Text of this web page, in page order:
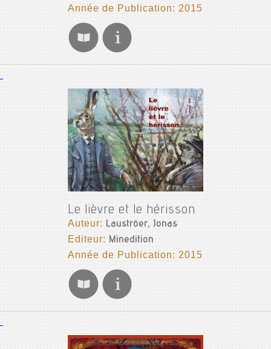
Année de Publication: 2015
Le lièvre et le hérisson
Auteur:Lauströer, Jonas
Editeur: Minedition
Année de Publication: 2015